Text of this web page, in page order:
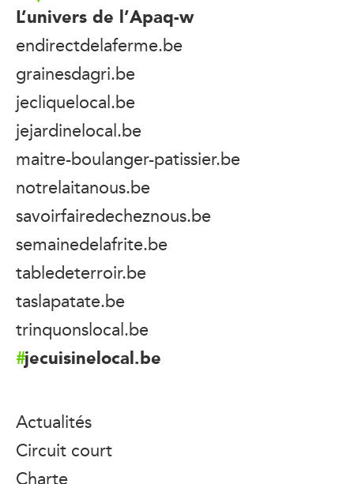
L’univers de l’Apaq-w
endirectdelaferme.be
grainesdagri.be
jecliquelocal.be
jejardinelocal.be
maitre-boulanger-patissier.be
notrelaitanous.be
savoirfairedecheznous.be
semainedelafrite.be
tabledeterroir.be
taslapatate.be
trinquonslocal.be
jecuisinelocal.be
Actualités
Circuit court
Charte